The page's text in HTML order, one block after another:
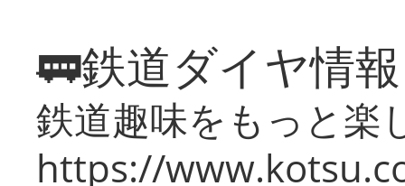
🚃鉄道ダイヤ情
鉄道趣味をもっと楽
https://